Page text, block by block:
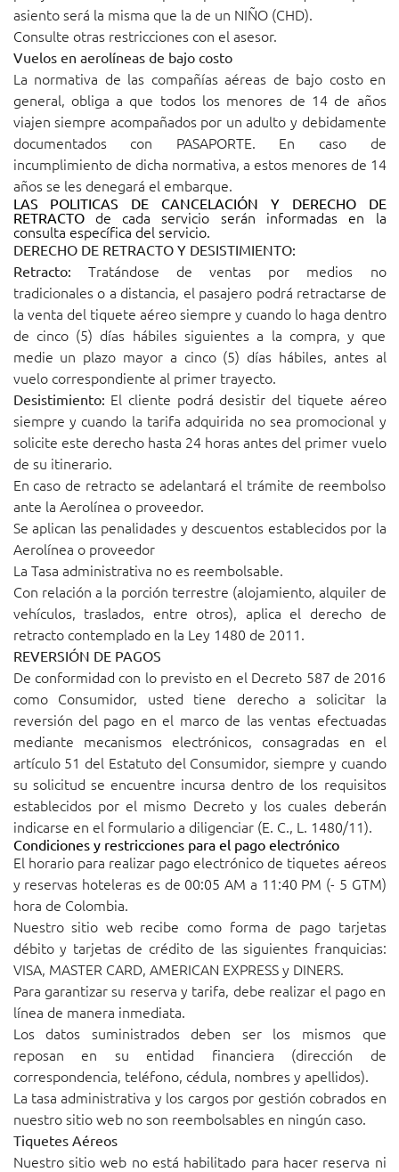
asiento será la misma que la de un NIÑO (CHD).
Consulte otras restricciones con el asesor.
Vuelos en aerolíneas de bajo costo
La normativa de las compañías aéreas de bajo costo en
general, obliga a que todos los menores de 14 de años
viajen siempre acompañados por un adulto y debidamente
documentados con PASAPORTE. En caso de
incumplimiento de dicha normativa, a estos menores de 14
años se les denegará el embarque.
LAS POLITICAS DE CANCELACIÓN Y DERECHO DE
RETRACTOde cada servicio serán informadas en la
consulta específica del servicio.
DERECHO DE RETRACTO Y DESISTIMIENTO:
Retracto: Tratándose de ventas por medios no
tradicionales o a distancia, el pasajero podrá retractarse de
la venta del tiquete aéreo siempre y cuando lo haga dentro
de cinco (5) días hábiles siguientes a la compra, y que
medie un plazo mayor a cinco (5) días hábiles, antes al
vuelo correspondiente al primer trayecto.
Desistimiento: El cliente podrá desistir del tiquete aéreo
siempre y cuando la tarifa adquirida no sea promocional y
solicite este derecho hasta 24 horas antes del primer vuelo
de su itinerario.
En caso de retracto se adelantará el trámite de reembolso
ante la Aerolínea o proveedor.
Se aplican las penalidades y descuentos establecidos por la
Aerolínea o proveedor
La Tasa administrativa no es reembolsable.
Con relación a la porción terrestre (alojamiento, alquiler de
vehículos, traslados, entre otros), aplica el derecho de
retracto contemplado en la Ley 1480 de 2011.
REVERSIÓN DE PAGOS
De conformidad con lo previsto en el Decreto 587 de 2016
como Consumidor, usted tiene derecho a solicitar la
reversión del pago en el marco de las ventas efectuadas
mediante mecanismos electrónicos, consagradas en el
artículo 51 del Estatuto del Consumidor, siempre y cuando
su solicitud se encuentre incursa dentro de los requisitos
establecidos por el mismo Decreto y los cuales deberán
indicarse en el formulario a diligenciar (E. C., L. 1480/11).
Condiciones y restricciones para el pago electrónico
El horario para realizar pago electrónico de tiquetes aéreos
y reservas hoteleras es de 00:05 AM a 11:40 PM (- 5 GTM)
hora de Colombia.
Nuestro sitio web recibe como forma de pago tarjetas
débito y tarjetas de crédito de las siguientes franquicias:
VISA, MASTER CARD, AMERICAN EXPRESS y DINERS.
Para garantizar su reserva y tarifa, debe realizar el pago en
línea de manera inmediata.
Los datos suministrados deben ser los mismos que
reposan en su entidad financiera (dirección de
correspondencia, teléfono, cédula, nombres y apellidos).
La tasa administrativa y los cargos por gestión cobrados en
nuestro sitio web no son reembolsables en ningún caso.
Tiquetes Aéreos
Nuestro sitio web no está habilitado para hacer reserva ni